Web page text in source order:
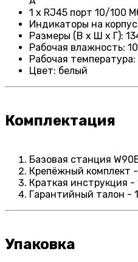
1 x RJ45 порт 10/100
Индикаторы на
Размеры (В х Ш х Г):
Рабочая влажность:
Рабочая
Цвет: белый
Комплектация
Базовая станция
Крепёжный комплект
Краткая инструкция -
Гарантийный талон -
Упаковка